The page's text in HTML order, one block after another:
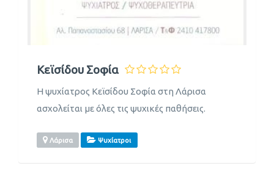
Κεϊσίδου Σοφία
Η ψυχίατρος Κεϊσίδου Σοφία στη Λάρισα
ασχολείται με όλες τις ψυχικές παθήσεις.
Λάρισα Ψυχίατροι